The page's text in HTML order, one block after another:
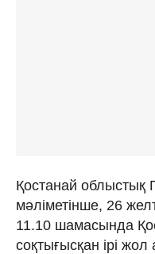
Қостанай облыстық
мәліметінше, 26
11.10 шамасында
соқтығысқан ірі